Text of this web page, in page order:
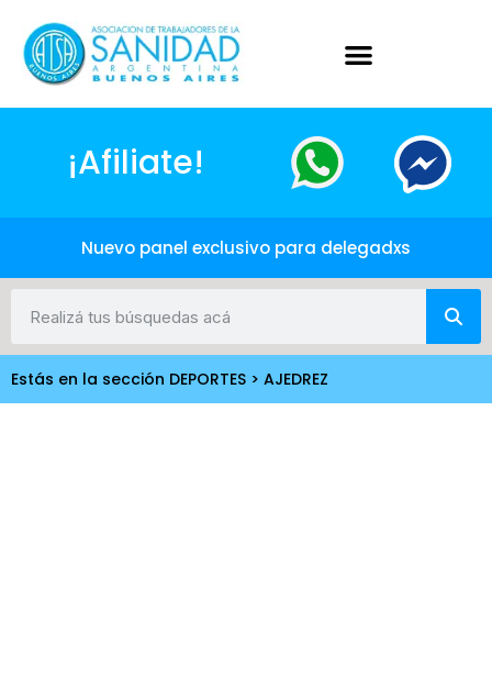
¡Afiliate!
Nuevo panel exclusivo para delegadxs
Estás en la sección DEPORTES > AJEDREZ